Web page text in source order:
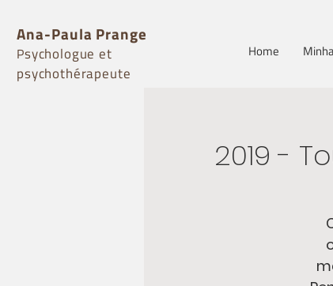
Ana-Paula Prange
Psychologue et
psychothérapeute
Home
2019 -